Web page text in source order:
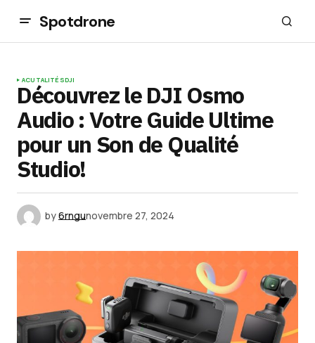
Spotdrone
ACUTALITÉSDJI
Découvrez le DJI Osmo
Audio : Votre Guide Ultime
pour un Son de Qualité
Studio!
by6rngunovembre 27, 2024